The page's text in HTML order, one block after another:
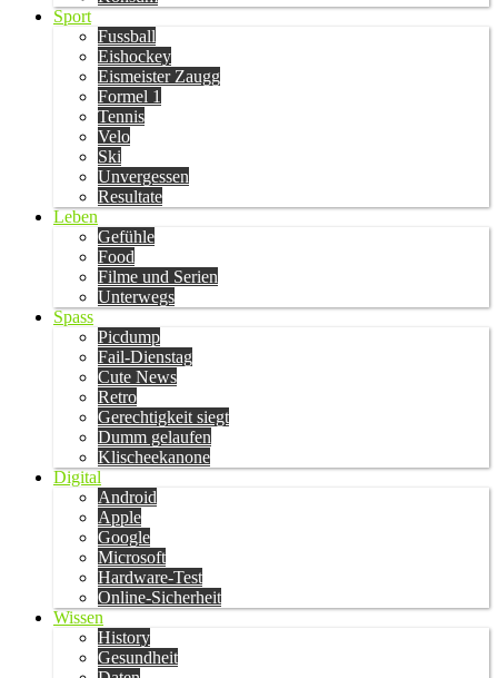
Sport
Fussball
Eishockey
Eismeister Zaugg
Formel 1
Tennis
Velo
Ski
Unvergessen
Resultate
Leben
Gefühle
Food
Filme und Serien
Unterwegs
Spass
Picdump
Fail-Dienstag
Cute News
Retro
Gerechtigkeit siegt
Dumm gelaufen
Klischeekanone
Digital
Android
Apple
Google
Microsoft
Hardware-Test
Online-Sicherheit
Wissen
History
Gesundheit